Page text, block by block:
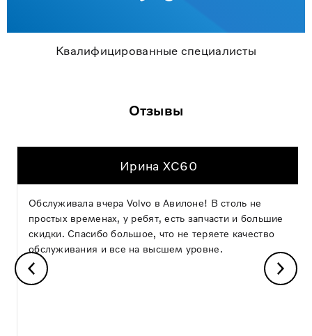
Квалифицированные специалисты
Отзывы
Ирина XC60
Обслуживала вчера Volvo в Авилоне! В столь не
простых временах, у ребят, есть запчасти и большие
скидки. Спасибо большое, что не теряете качество
обслуживания и все на высшем уровне.